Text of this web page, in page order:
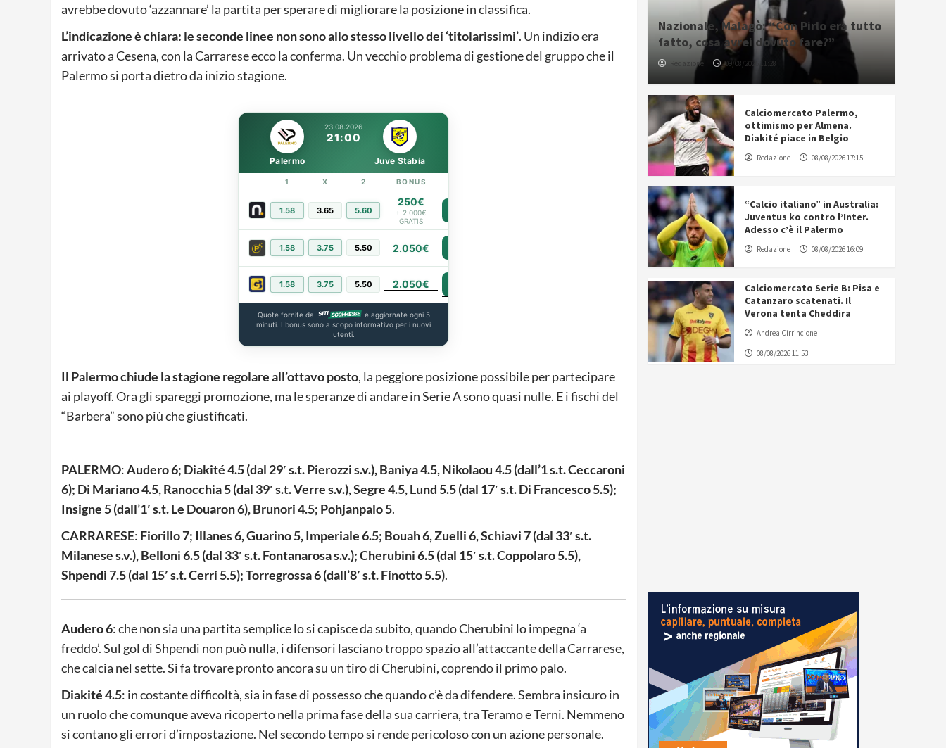
avrebbe dovuto ‘azzannare’ la partita per sperare di migliorare la posizione in classifica.
L’indicazione è chiara: le seconde linee non sono allo stesso livello dei ‘titolarissimi’. Un indizio era
arrivato a Cesena, con la Carrarese ecco la conferma. Un vecchio problema di gestione del gruppo che il
Palermo si porta dietro da inizio stagione.
23.08.2026
21:00
Palermo Juve Stabia
1 X 2 BONUS
1.58 3.65 5.60
250€
+ 2.000€
GRATIS
1.58 3.75 5.50 2.050€
1.58 3.75 5.50 2.050€
Quote fornite da
e aggiornate ogni 5
minuti. I bonus sono a scopo informativo per i nuovi
utenti.
Il Palermo chiude la stagione regolare all’ottavo posto, la peggiore posizione possibile per partecipare
ai playoff. Ora gli spareggi promozione, ma le speranze di andare in Serie A sono quasi nulle. E i fischi del
“Barbera” sono più che giustificati.
PALERMO:Audero 6; Diakité 4.5 (dal 29′ s.t. Pierozzi s.v.), Baniya 4.5, Nikolaou 4.5 (dall’1 s.t. Ceccaroni
6); Di Mariano 4.5, Ranocchia 5 (dal 39′ s.t. Verre s.v.), Segre 4.5, Lund 5.5 (dal 17′ s.t. Di Francesco 5.5);
Insigne 5 (dall’1′ s.t. Le Douaron 6), Brunori 4.5; Pohjanpalo 5.
CARRARESE: Fiorillo 7; Illanes 6, Guarino 5, Imperiale 6.5; Bouah 6, Zuelli 6, Schiavi 7 (dal 33′ s.t.
Milanese s.v.), Belloni 6.5 (dal 33′ s.t. Fontanarosa s.v.); Cherubini 6.5 (dal 15′ s.t. Coppolaro 5.5),
Shpendi 7.5 (dal 15′ s.t. Cerri 5.5); Torregrossa 6 (dall’8′ s.t. Finotto 5.5).
Audero 6: che non sia una partita semplice lo si capisce da subito, quando Cherubini lo impegna ‘a
freddo’. Sul gol di Shpendi non può nulla, i difensori lasciano troppo spazio all’attaccante della Carrarese,
che calcia nel sette. Si fa trovare pronto ancora su un tiro di Cherubini, coprendo il primo palo.
Diakité 4.5: in costante difficoltà, sia in fase di possesso che quando c’è da difendere. Sembra insicuro in
un ruolo che comunque aveva ricoperto nella prima fase della sua carriera, tra Teramo e Terni. Nemmeno
si contano gli errori d’impostazione. Nel secondo tempo si rende pericoloso con un azione personale.
Nazionale, Malagò: “Con Pirlo era tutto
fatto, cosa avrei dovuto fare?”
Redazione 09/08/2026 11:28
Calciomercato Palermo,
ottimismo per Almena.
Diakité piace in Belgio
Redazione 08/08/2026 17:15
“Calcio italiano” in Australia:
Juventus ko contro l’Inter.
Adesso c’è il Palermo
Redazione 08/08/2026 16:09
Calciomercato Serie B: Pisa e
Catanzaro scatenati. Il
Verona tenta Cheddira
Andrea Cirrincione
08/08/2026 11:53